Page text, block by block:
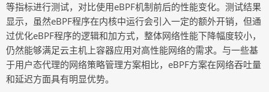
等指标进行测试，对比使用eBPF机制前后的性能变化。测试结果
显示，虽然eBPF程序在内核中运行会引入一定的额外开销，但通
过优化eBPF程序的逻辑和加方式，整体网络性能下降幅度较小，
仍然能够满足云主机上容器应用对高性能网络的需求。与一些基
于用户态代理的网络策略管理方案相比，eBPF方案在网络吞吐量
和延迟方面具有明显优势。